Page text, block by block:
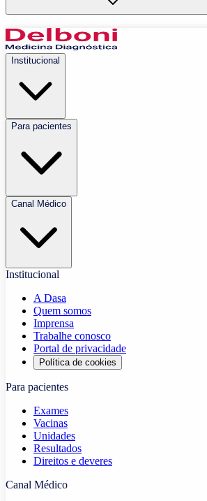
Institucional
Para pacientes
Canal Médico
Institucional
A Dasa
Quem somos
Imprensa
Trabalhe conosco
Portal de privacidade
Política de cookies
Para pacientes
Exames
Vacinas
Unidades
Resultados
Direitos e deveres
Canal Médico